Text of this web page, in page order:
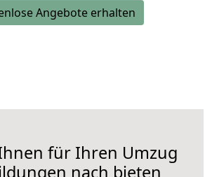
Angebote erhalten
für Ihren Umzug
nach bieten